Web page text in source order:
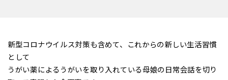
新型コロナウイルス対策も含めて、これからの新しい生活習慣
として
うがい薬によるうがいを取り入れている母娘の日常会話を切り